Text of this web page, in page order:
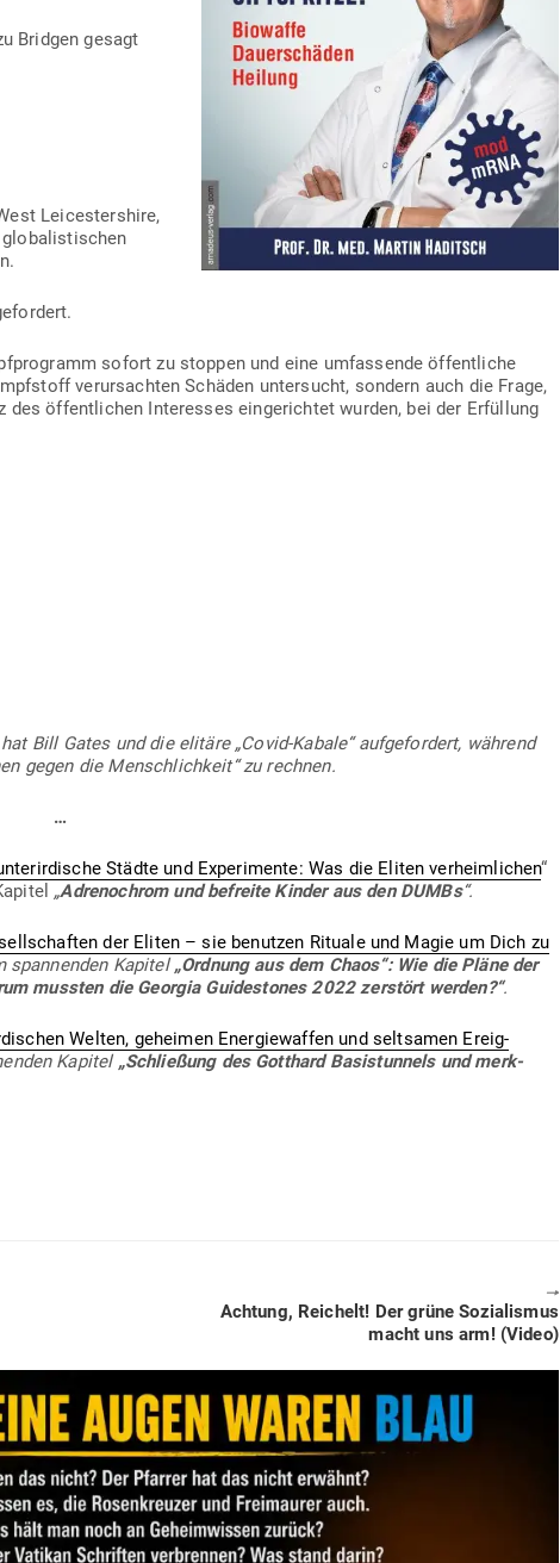
Bridgen gesagt
Lei­ces­ter­shire,
sofort zu stoppen und eine umfas­sende öffent­liche
ver­ur­sachten Schäden unter­sucht, sondern auch die Frage,
öffent­lichen Inter­esses ein­ge­richtet wurden, bei der Erfüllung
Bill Gates und die elitäre „Covid-Kabale“ auf­ge­fordert, während
gegen die Mensch­lichkeit“ zu rechnen.
…
Städte und Expe­ri­mente: Was die Eliten ver­heim­lichen“
„Adre­no­chrom und befreite Kinder aus den DUMBs“.
der Eliten – sie benutzen Rituale und Magie um Dich zu
span­nenden Kapitel „Ordnung aus dem Chaos“: Wie die Pläne der
mussten die Georgia Gui­des­tones 2022 zer­stört werden?“.
Welten, geheimen Ener­gie­waffen und selt­samen Ereig­
Kapitel „Schließung des Gotthard Basis­tunnels und merk­
🠖
Next
Achtung, Rei­chelt! Der grüne Sozia­lismus
macht uns arm! (Video)